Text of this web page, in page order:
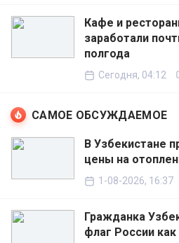
Кафе и
заработали
полгода
Сегодня, 04:12
САМОЕ ОБСУЖДАЕМОЕ
В Узбекистане
цены на
1-08-2026, 16:37
Гражданка
флаг России как